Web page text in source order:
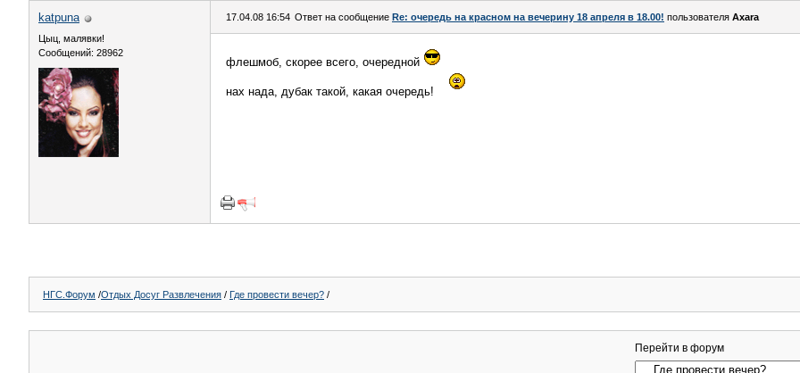
katpuna
Цыц, малявки!
Сообщений: 28962
17.04.08 16:54 Ответ на сообщение Re: очередь на красном на вечерину 18 апреля в 18.00! пользователя Axara
флешмоб, скорее всего, очередной
нах нада, дубак такой, какая очередь!
НГС.Форум /Отдых Досуг Развлечения / Где провести вечер? /
Перейти в форум